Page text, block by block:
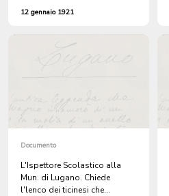
Lugano, di BENEDETTO
Sorengo. + 2 atti.
12 gennaio 1921
Documento
L'Ispettore Scolastico alla
Mun. di Lugano. Chiede
l'lenco dei ticinesi che